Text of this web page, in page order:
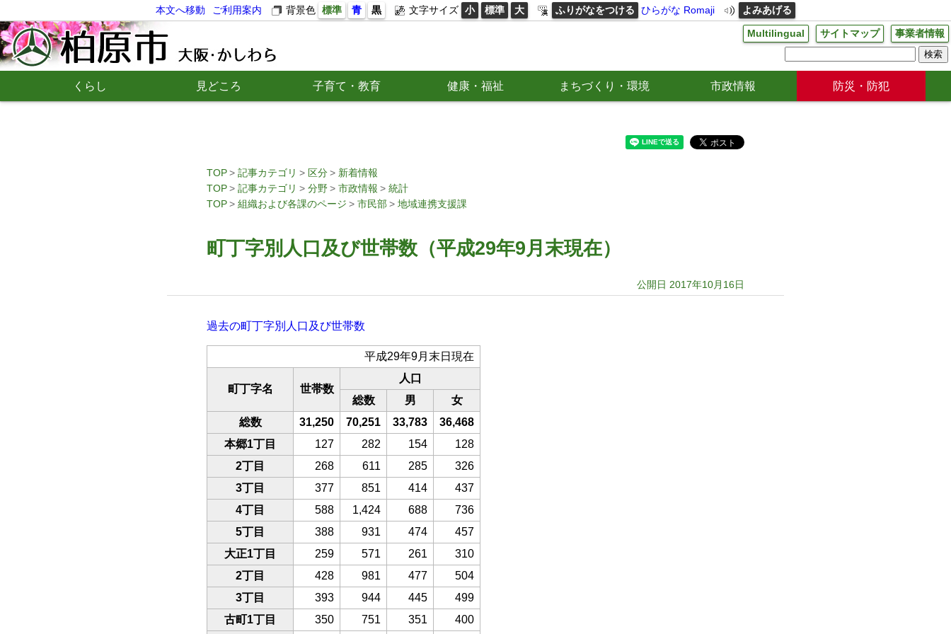
本文へ移動 ご利用案内 背景色 標準 青 黒 文字サイズ 小 標準 大 ふりがなをつける ひらがな Romaji よみあげる
Multilingual サイトマップ 事業者情報
くらし 見どころ 子育て・教育 健康・福祉 まちづくり・環境 市政情報 防災・防犯
TOP 記事カテゴリ 区分
新着情報
TOP
記事カテゴリ 分野 市政情報
統計
TOP
組織および各課のページ 市民部 地域連携支援課
町丁字別人口及び世帯数（平成29年9月末現在）
公開日 2017年10月16日
過去の町丁字別人口及び世帯数
平成29年9月末日現在
町丁字名 世帯数
人口
総数
男
女
総数
31,250 70,251 33,783
36,468
本郷1丁目
127 282 154
128
2丁目
268 611 285
326
3丁目
377 851 414
437
4丁目
588 1,424 688
736
5丁目
388 931 474
457
大正1丁目
259 571 261
310
2丁目
428 981 477
504
3丁目
393 944 445
499
古町1丁目
350 751 351 400